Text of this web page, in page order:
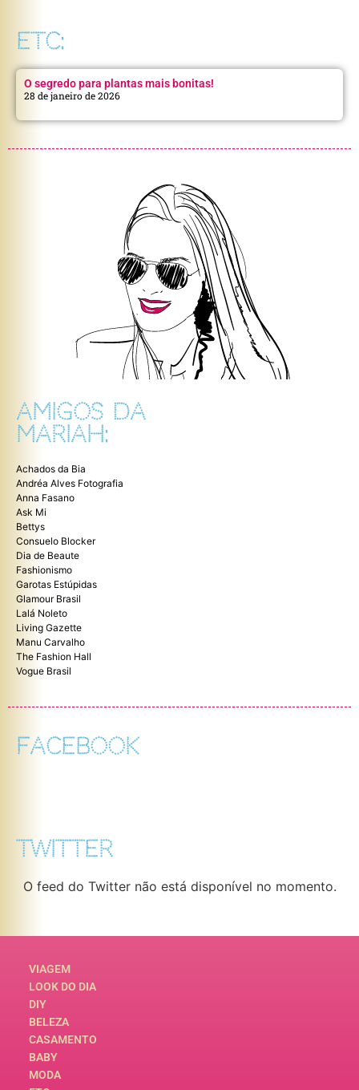
ETC:
O segredo para plantas mais bonitas!
28 de janeiro de 2026
AMIGOS DA
MARIAH:
Achados da Bia
Andréa Alves Fotografia
Anna Fasano
Ask Mi
Bettys
Consuelo Blocker
Dia de Beaute
Fashionismo
Garotas Estúpidas
Glamour Brasil
Lalá Noleto
Living Gazette
Manu Carvalho
The Fashion Hall
Vogue Brasil
FACEBOOK
TWITTER
O feed do Twitter não está disponível no momento.
VIAGEM
LOOK DO DIA
DIY
BELEZA
CASAMENTO
BABY
MODA